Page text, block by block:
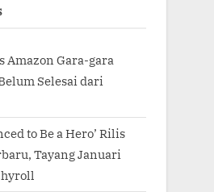
Amazon Gara-gara
Selesai dari
to Be a Hero’ Rilis
Tayang Januari